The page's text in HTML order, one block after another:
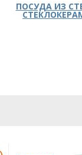
ПОСУДА ИЗ